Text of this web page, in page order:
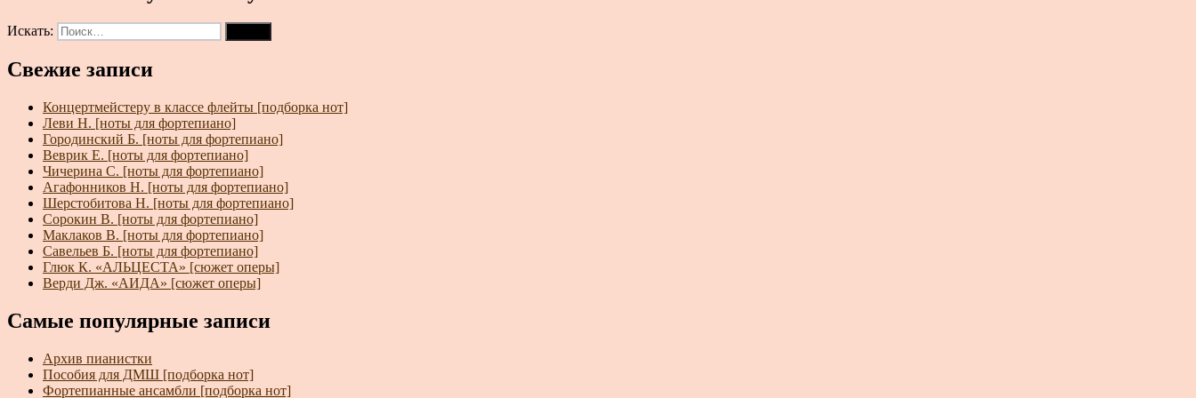
Искать:
Свежие записи
Концертмейстеру в классе флейты [подборка нот]
Леви Н. [ноты для фортепиано]
Городинский Б. [ноты для фортепиано]
Веврик Е. [ноты для фортепиано]
Чичерина С. [ноты для фортепиано]
Агафонников Н. [ноты для фортепиано]
Шерстобитова Н. [ноты для фортепиано]
Сорокин В. [ноты для фортепиано]
Маклаков В. [ноты для фортепиано]
Савельев Б. [ноты для фортепиано]
Глюк К. «АЛЬЦЕСТА» [сюжет оперы]
Верди Дж. «АИДА» [сюжет оперы]
Самые популярные записи
Архив пианистки
Пособия для ДМШ [подборка нот]
Фортепианные ансамбли [подборка нот]